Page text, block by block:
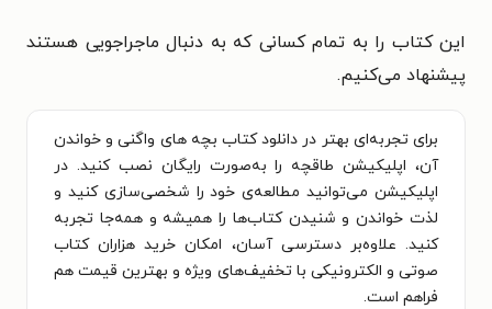
این کتاب را به تمام کسانی که به دنبال ماجراجویی هستند
پیشنهاد می‌کنیم.
برای تجربه‌ای بهتر در دانلود کتاب بچه های واگنی و خواندن
آن، اپلیکیشن طاقچه را به‌صورت رایگان نصب کنید. در
اپلیکیشن می‌توانید مطالعه‌ی خود را شخصی‌سازی کنید و
لذت خواندن و شنیدن کتاب‌ها را همیشه و همه‌جا تجربه
کنید. علاوه‌بر دسترسی آسان، امکان خرید هزاران کتاب
صوتی و الکترونیکی با تخفیف‌های ویژه و بهترین قیمت هم
فراهم است.